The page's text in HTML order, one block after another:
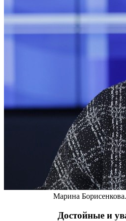
Марина
Достойные и